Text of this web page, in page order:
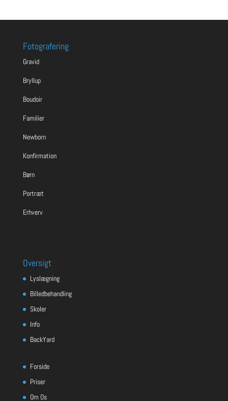
Fotografering
Gravid
Bryllup
Boudoir
Familier
Newborn
Konfirmation
Børn
Portræt
Erhverv
Oversigt
Lyslægning
Billedbehandling
Skoler
Info
BackYard
Forside
Priser
Om Os